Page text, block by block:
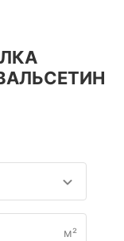
ВАЛЬСЕТИН
м²